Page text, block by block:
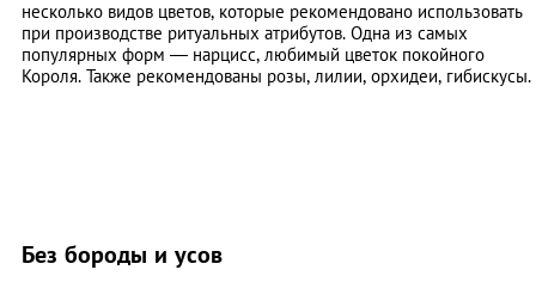
несколько видов цветов, которые рекомендовано использовать
при производстве ритуальных атрибутов. Одна из самых
популярных форм — нарцисс, любимый цветок покойного
Короля. Также рекомендованы розы, лилии, орхидеи, гибискусы.
Без бороды и усов